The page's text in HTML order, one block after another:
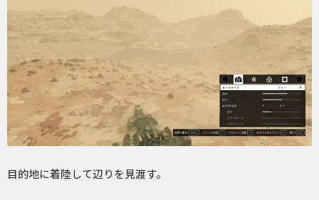
目的地に着陸して辺りを見渡す。